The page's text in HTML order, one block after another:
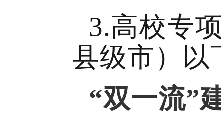
3.高校专
县级市）以
“双一流”